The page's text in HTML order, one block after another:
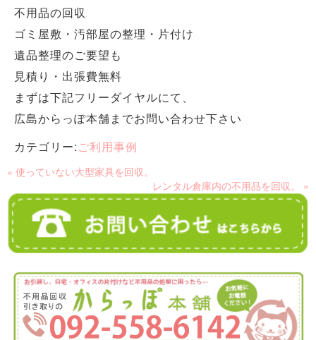
不用品の回収
ゴミ屋敷・汚部屋の整理・片付け
遺品整理のご要望も
見積り・出張費無料
まずは下記フリーダイヤルにて、
広島からっぽ本舗までお問い合わせ下さい
カテゴリー:ご利用事例
« 使っていない大型家具を回収。
レンタル倉庫内の不用品を回収。 »